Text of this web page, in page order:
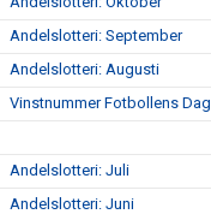
Andelslotteri: September
Andelslotteri: Augusti
Vinstnummer Fotbollens Dag
Andelslotteri: Juli
Andelslotteri: Juni